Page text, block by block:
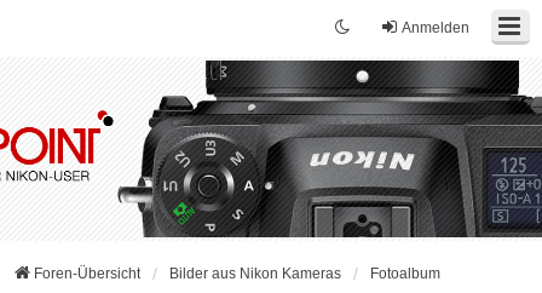
Anmelden
Foren-Übersicht Bilder aus Nikon Kameras Fotoalbum